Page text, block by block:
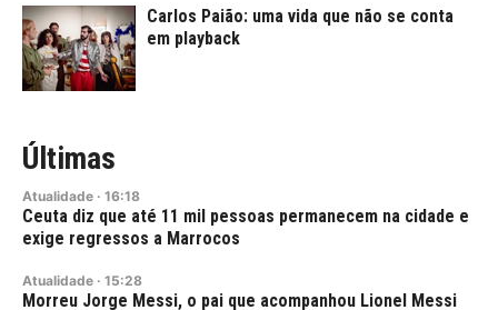
Carlos Paião: uma vida que não se conta
em playback
Últimas
Atualidade · 16:18
Ceuta diz que até 11 mil pessoas permanecem na cidade e
exige regressos a Marrocos
Atualidade · 15:28
Morreu Jorge Messi, o pai que acompanhou Lionel Messi